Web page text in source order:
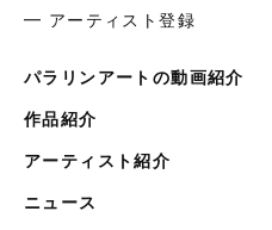
━ アーティスト登録
パラリンアートの動画紹介
作品紹介
アーティスト紹介
ニュース